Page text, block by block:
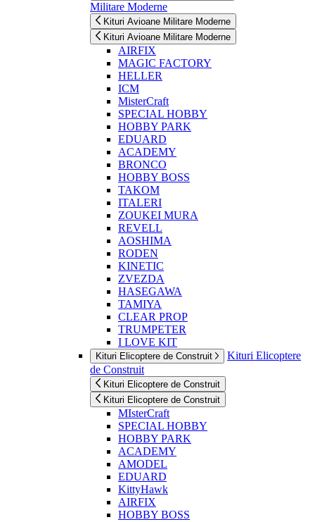
Militare Moderne
Kituri Avioane Militare Moderne
Kituri Avioane Militare Moderne
AIRFIX
MAGIC FACTORY
HELLER
ICM
MisterCraft
SPECIAL HOBBY
HOBBY PARK
EDUARD
ACADEMY
BRONCO
HOBBY BOSS
TAKOM
ITALERI
ZOUKEI MURA
REVELL
AOSHIMA
RODEN
KINETIC
ZVEZDA
HASEGAWA
TAMIYA
CLEAR PROP
TRUMPETER
I LOVE KIT
Kituri Elicoptere de Construit
Kituri Elicoptere
de Construit
Kituri Elicoptere de Construit
Kituri Elicoptere de Construit
MIsterCraft
SPECIAL HOBBY
HOBBY PARK
ACADEMY
AMODEL
EDUARD
KittyHawk
AIRFIX
HOBBY BOSS